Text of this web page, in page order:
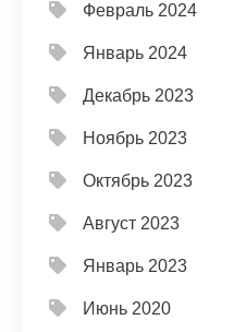
Февраль 2024
Январь 2024
Декабрь 2023
Ноябрь 2023
Октябрь 2023
Август 2023
Январь 2023
Июнь 2020